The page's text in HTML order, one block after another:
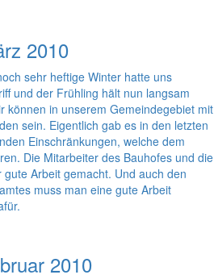
2010
sehr heftige Winter hatte uns
und der Frühling hält nun langsam
können in unserem Gemeindegebiet mit
sein. Eigentlich gab es in den letzten
Einschränkungen, welche dem
Die Mitarbeiter des Bauhofes und die
Arbeit gemacht. Und auch den
muss man eine gute Arbeit
2010